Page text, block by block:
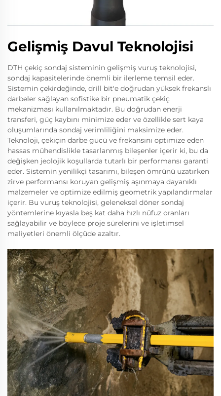
Gelişmiş Davul Teknolojisi
DTH çekiç sondaj sisteminin gelişmiş vuruş teknolojisi,
sondaj kapasitelerinde önemli bir ilerleme temsil eder.
Sistemin çekirdeğinde, drill bit'e doğrudan yüksek frekanslı
darbeler sağlayan sofistike bir pneumatik çekiç
mekanizması kullanılmaktadır. Bu doğrudan enerji
transferi, güç kaybını minimize eder ve özellikle sert kaya
oluşumlarında sondaj verimliliğini maksimize eder.
Teknoloji, çekiçin darbe gücü ve frekansını optimize eden
hassas mühendislikle tasarlanmış bileşenler içerir ki, bu da
değişken jeolojik koşullarda tutarlı bir performansı garanti
eder. Sistemin yenilikçi tasarımı, bileşen ömrünü uzatırken
zirve performansı koruyan gelişmiş aşınmaya dayanıklı
malzemeler ve optimize edilmiş geometrik yapılandırmalar
içerir. Bu vuruş teknolojisi, geleneksel döner sondaj
yöntemlerine kıyasla beş kat daha hızlı nüfuz oranları
sağlayabilir ve böylece proje sürelerini ve işletimsel
maliyetleri önemli ölçüde azaltır.